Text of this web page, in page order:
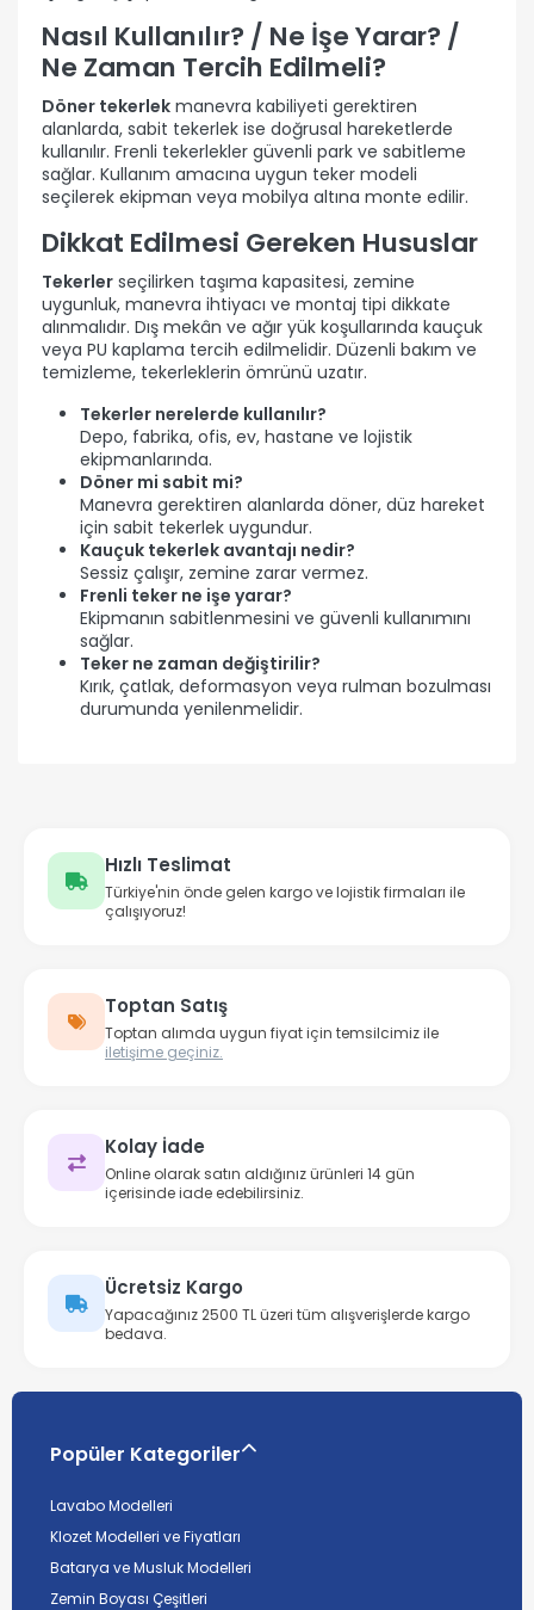
Nasıl Kullanılır? / Ne İşe Yarar? /
Ne Zaman Tercih Edilmeli?
Döner tekerlek manevra kabiliyeti gerektiren
alanlarda, sabit tekerlek ise doğrusal hareketlerde
kullanılır. Frenli tekerlekler güvenli park ve sabitleme
sağlar. Kullanım amacına uygun teker modeli
seçilerek ekipman veya mobilya altına monte edilir.
Dikkat Edilmesi Gereken Hususlar
Tekerler seçilirken taşıma kapasitesi, zemine
uygunluk, manevra ihtiyacı ve montaj tipi dikkate
alınmalıdır. Dış mekân ve ağır yük koşullarında kauçuk
veya PU kaplama tercih edilmelidir. Düzenli bakım ve
temizleme, tekerleklerin ömrünü uzatır.
Tekerler nerelerde kullanılır?
Depo, fabrika, ofis, ev, hastane ve lojistik
ekipmanlarında.
Döner mi sabit mi?
Manevra gerektiren alanlarda döner, düz hareket
için sabit tekerlek uygundur.
Kauçuk tekerlek avantajı nedir?
Sessiz çalışır, zemine zarar vermez.
Frenli teker ne işe yarar?
Ekipmanın sabitlenmesini ve güvenli kullanımını
sağlar.
Teker ne zaman değiştirilir?
Kırık, çatlak, deformasyon veya rulman bozulması
durumunda yenilenmelidir.
Hızlı Teslimat
Türkiye'nin önde gelen kargo ve lojistik firmaları ile
çalışıyoruz!
Toptan Satış
Toptan alımda uygun fiyat için temsilcimiz ile
iletişime geçiniz.
Kolay İade
Online olarak satın aldığınız ürünleri 14 gün
içerisinde iade edebilirsiniz.
Ücretsiz Kargo
Yapacağınız 2500 TL üzeri tüm alışverişlerde kargo
bedava.
Popüler Kategoriler
Lavabo Modelleri
Klozet Modelleri ve Fiyatları
Batarya ve Musluk Modelleri
Zemin Boyası Çeşitleri